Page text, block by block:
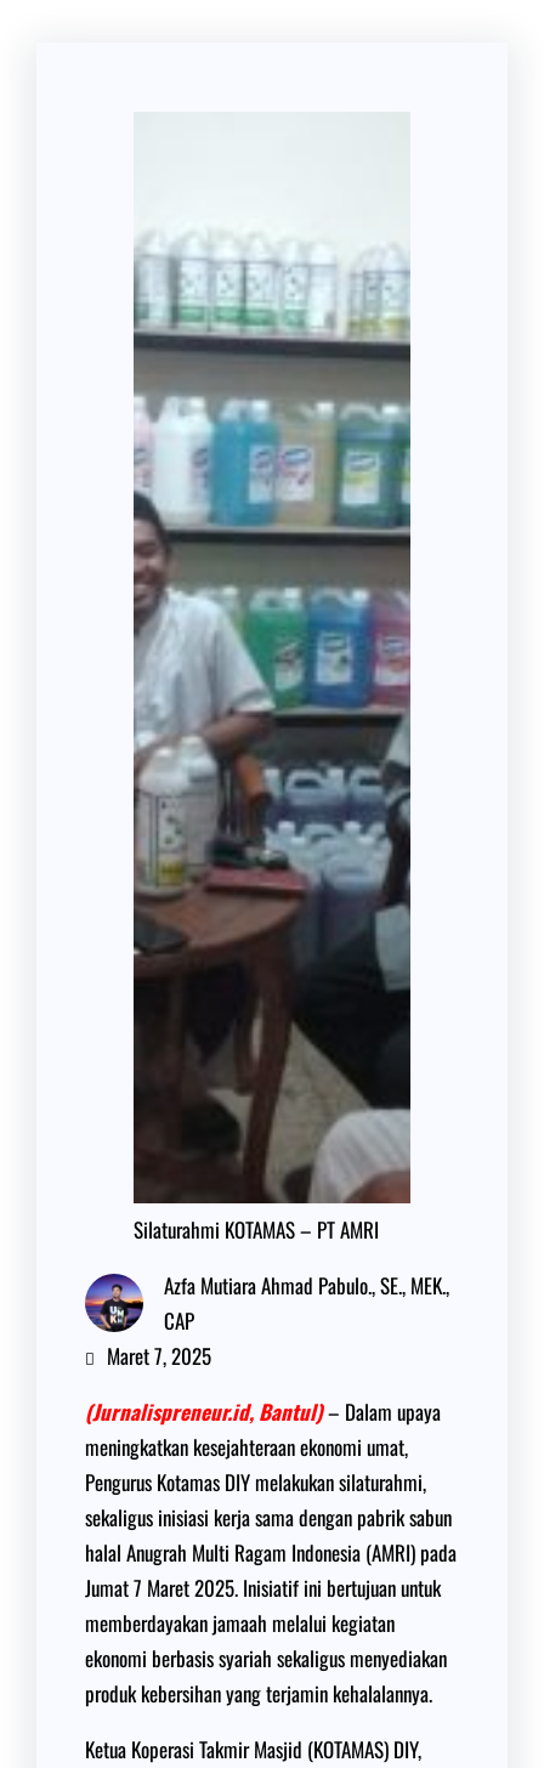
Silaturahmi KOTAMAS – PT AMRI
Azfa Mutiara Ahmad Pabulo., SE., MEK.,
CAP
Maret 7, 2025
(Jurnalispreneur.id, Bantul)– Dalam upaya
meningkatkan kesejahteraan ekonomi umat,
Pengurus Kotamas DIY melakukan silaturahmi,
sekaligus inisiasi kerja sama dengan pabrik sabun
halal Anugrah Multi Ragam Indonesia (AMRI) pada
Jumat 7 Maret 2025. Inisiatif ini bertujuan untuk
memberdayakan jamaah melalui kegiatan
ekonomi berbasis syariah sekaligus menyediakan
produk kebersihan yang terjamin kehalalannya.
Ketua Koperasi Takmir Masjid (KOTAMAS) DIY,